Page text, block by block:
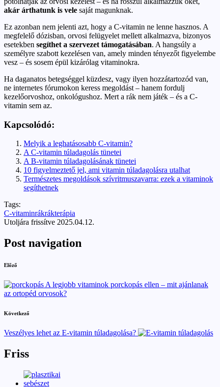
akár árthatunk is vele saját magunknak.
Ez azonban nem jelenti azt, hogy a C-vitamin ne lenne hasznos. A
megfelelő dózisban, orvosi felügyelet mellett alkalmazva, bizonyos
esetekben segíthet a szervezet támogatásában. A hangsúly a
személyre szabott kezelésen van, amely minden tényezőt figyelembe
vesz – és sosem épül kizárólag vitaminokra.
Ha daganatos betegséggel küzdesz, vagy ilyen hozzátartozód van,
ne internetes fórumokon keress megoldást – hanem fordulj
kezelőorvoshoz, onkológushoz. Mert a rák nem játék – és a C-
vitamin sem az.
Kapcsolódó:
Melyik a leghatásosabb C-vitamin?
A C-vitamin túladagolás tünetei
A B-vitamin túladagolásának tünetei
10 figyelmeztető jel, ami vitamin túladagolásra utalhat
Természetes megoldások szívritmuszavarra: ezek a vitaminok
segíthetnek
Tags:
C-vitaminrákrákterápia
Utoljára frissítve 2025.04.12.
Post navigation
Előző
A legjobb vitaminok porckopás ellen – mit ajánlanak
az ortopéd orvosok?
Következő
Veszélyes lehet az E-vitamin túladagolása?
Friss